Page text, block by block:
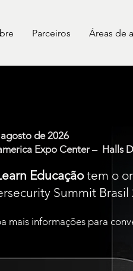
Parceiros Áreas de
de 2026
Expo Center – Halls
Educaçãotem o
Summit
mais informações para